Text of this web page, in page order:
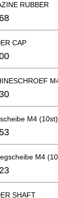
RUBBER
CAP
M4 (10st)
M4
SHAFT